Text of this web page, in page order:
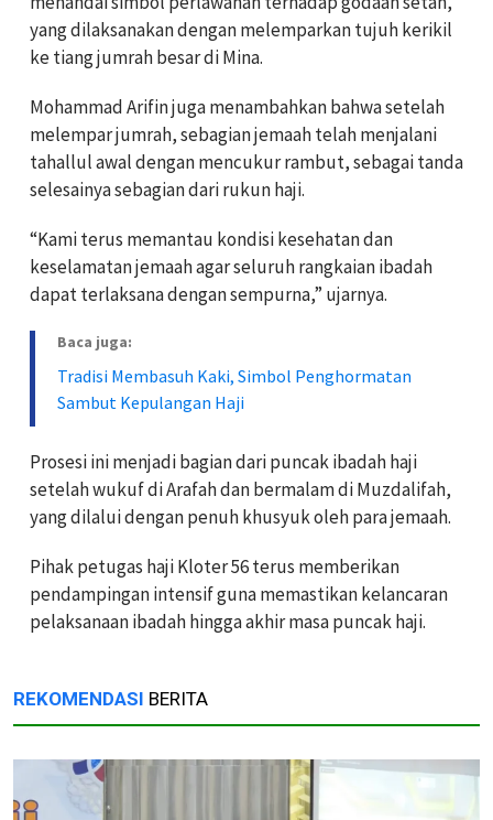
yang dilaksanakan dengan melemparkan tujuh kerikil
ke tiang jumrah besar di Mina.
Mohammad Arifin juga menambahkan bahwa setelah
melempar jumrah, sebagian jemaah telah menjalani
tahallul awal dengan mencukur rambut, sebagai tanda
selesainya sebagian dari rukun haji.
“Kami terus memantau kondisi kesehatan dan
keselamatan jemaah agar seluruh rangkaian ibadah
dapat terlaksana dengan sempurna,” ujarnya.
Baca juga:
Tradisi Membasuh Kaki, Simbol Penghormatan
Sambut Kepulangan Haji
Prosesi ini menjadi bagian dari puncak ibadah haji
setelah wukuf di Arafah dan bermalam di Muzdalifah,
yang dilalui dengan penuh khusyuk oleh para jemaah.
Pihak petugas haji Kloter 56 terus memberikan
pendampingan intensif guna memastikan kelancaran
pelaksanaan ibadah hingga akhir masa puncak haji.
REKOMENDASI BERITA